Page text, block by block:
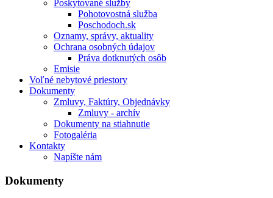
Poskytované služby
Pohotovostná služba
Poschodoch.sk
Oznamy, správy, aktuality
Ochrana osobných údajov
Práva dotknutých osôb
Emisie
Voľné nebytové priestory
Dokumenty
Zmluvy, Faktúry, Objednávky
Zmluvy - archív
Dokumenty na stiahnutie
Fotogaléria
Kontakty
Napíšte nám
Dokumenty